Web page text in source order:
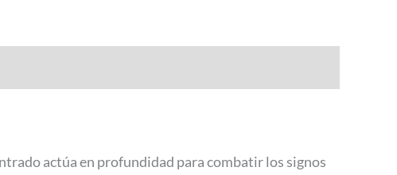
actúa en profundidad para combatir los signos